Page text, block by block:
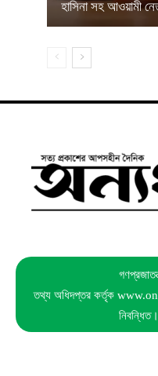
হাসিনা সহ আওয়ামী
তথ্য অধিদপ্তর কর্তৃক